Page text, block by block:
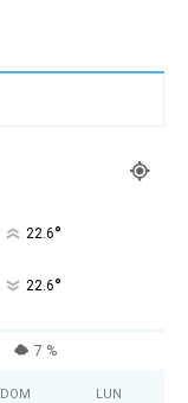
22.6°
22.6°
7 %
DOM LUN